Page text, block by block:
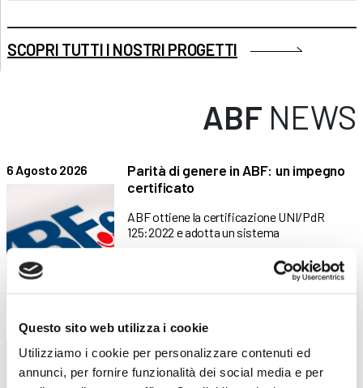
Questo sito web utilizza i cookie
Utilizziamo i cookie per personalizzare contenuti ed
annunci, per fornire funzionalità dei social media e per
SCOPRI TUTTI I NOSTRI PROGETTI
ABF NEWS
6 Agosto 2026
Parità di genere in ABF: un impegno
certificato
ABF ottiene la certificazione UNI/PdR
125:2022 e adotta un sistema
5 Agosto 2026
Formazione Continua in Lombardia:
professionisti